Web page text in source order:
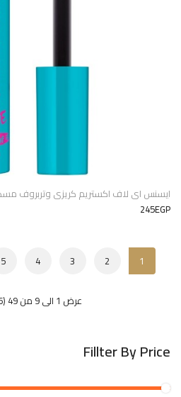
Fillter By Price
ايسنس اى لاف اكستريم كريزى وتربروف
245EGP
1
2
3
4
5
عرض 1 الى 9 من 49 (6 صفحات)